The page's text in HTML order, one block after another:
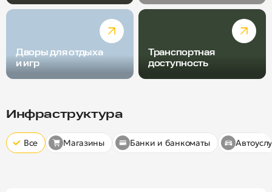
Дворы для отдыха
и игр
Транспортная
доступность
Инфраструктура
Все Магазины Банки и банкоматы